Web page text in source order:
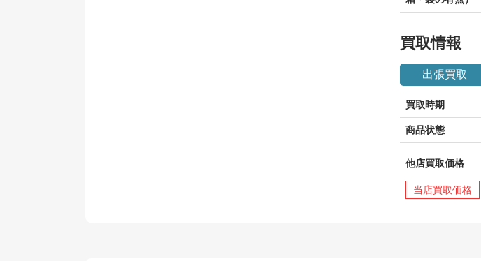
買取情報
出張買取
買取時期
商品状態
他店買取価格
当店買取価格